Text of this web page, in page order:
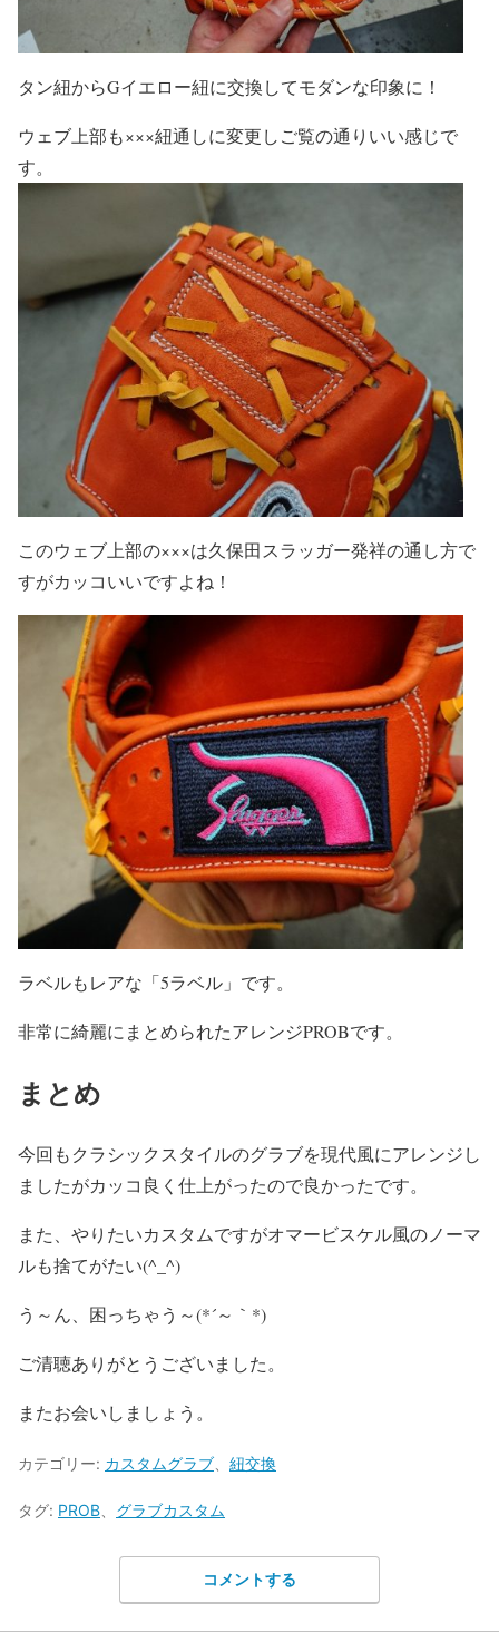
タン紐からGイエロー紐に交換してモダンな印象に！
ウェブ上部も×××紐通しに変更しご覧の通りいい感じで
す。
このウェブ上部の×××は久保田スラッガー発祥の通し方で
すがカッコいいですよね！
ラベルもレアな「5ラベル」です。
非常に綺麗にまとめられたアレンジPROBです。
まとめ
今回もクラシックスタイルのグラブを現代風にアレンジし
ましたがカッコ良く仕上がったので良かったです。
また、やりたいカスタムですがオマービスケル風のノーマ
ルも捨てがたい(^_^)
う～ん、困っちゃう～(*´～｀*)
ご清聴ありがとうございました。
またお会いしましょう。
カテゴリー: カスタムグラブ 紐交換
タグ: PROB グラブカスタム
コメントする